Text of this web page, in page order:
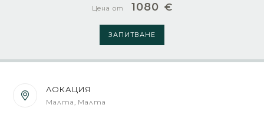
Цена от 1080 €
ЗАПИТВАНЕ
ЛОКАЦИЯ
Малта, Малта